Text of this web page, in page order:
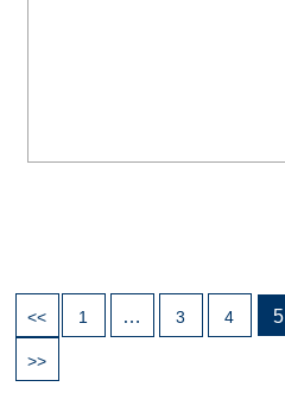
<< 1 … 3 4 5
>>